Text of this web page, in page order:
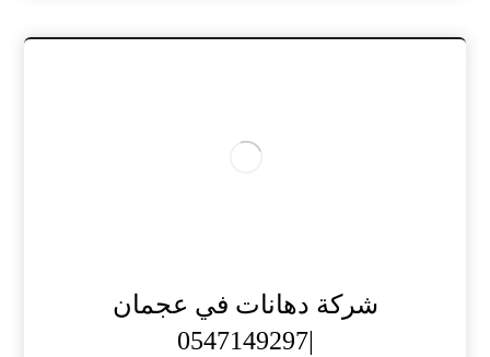
شركة دهانات في عجمان
|0547149297